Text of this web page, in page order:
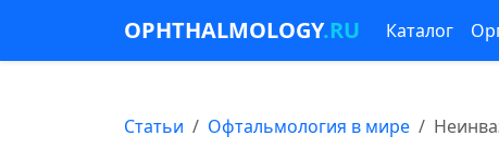
OPHTHALMOLOGY.RU Каталог
Статьи Офтальмология в мире